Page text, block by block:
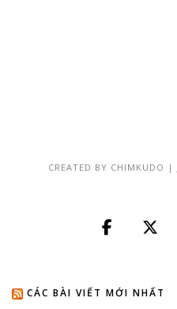
CREATED BY CHIMKUDO |
CÁC BÀI VIẾT MỚI NHẤT